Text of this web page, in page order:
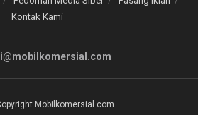
Kontak Kami
Mobilkomersial.com